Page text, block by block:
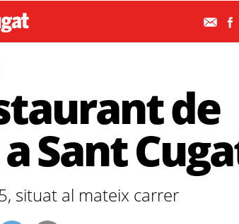
de
Sant
situat al mateix carrer